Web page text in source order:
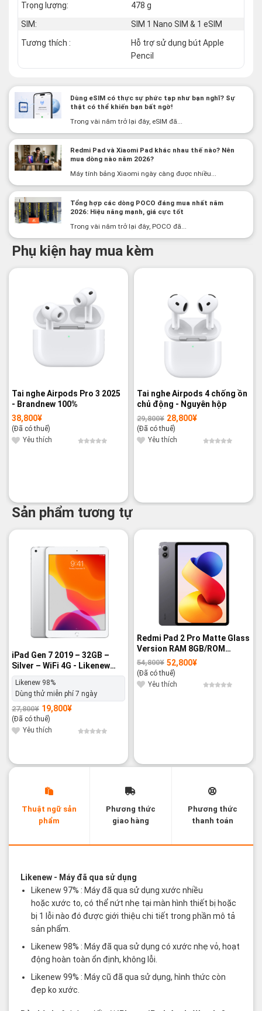
Trọng lượng:
478 g
SIM:
SIM 1 Nano SIM & 1 eSIM
Tương thích :
Hỗ trợ sử dụng bút Apple
Pencil
Dùng eSIM có thực sự phức tạp như bạn nghĩ? Sự
thật có thể khiến bạn bất ngờ!
Trong vài năm trở lại đây, eSIM đã...
Redmi Pad và Xiaomi Pad khác nhau thế nào? Nên
mua dòng nào năm 2026?
Máy tính bảng Xiaomi ngày càng được nhiều...
Tổng hợp các dòng POCO đáng mua nhất năm
2026: Hiệu năng mạnh, giá cực tốt
Trong vài năm trở lại đây, POCO đã...
Phụ kiện hay mua kèm
Tai nghe Airpods Pro 3 2025
- Brandnew 100%
38,800¥
(Đã có thuế)
Yêu thích
Tai nghe Airpods 4 chống ồn
chủ động - Nguyên hộp
29,800¥
Giá
gốc
là:
29,800¥.
28,800¥
Giá
hiện
tại
là:
28,800¥.
(Đã có thuế)
Yêu thích
Sản phẩm tương tự
-29%
iPad Gen 7 2019 – 32GB –
Silver – WiFi 4G - Likenew
98%
Likenew 98%
Dùng thử miễn phí 7 ngày
27,800¥
Giá
gốc
là:
27,800¥.
19,800¥
Giá
hiện
tại
là:
19,800¥.
(Đã có thuế)
Yêu thích
-4%
Redmi Pad 2 Pro Matte Glass
Version RAM 8GB/ROM
256GB Graphite Gray WiFi -
Nguyên hộp
54,800¥
Giá
gốc
là:
54,800¥.
52,800¥
Giá
hiện
tại
là:
52,800¥.
(Đã có thuế)
Yêu thích
Thuật ngữ sản
phẩm
Phương thức
giao hàng
Phương thức
thanh toán
Likenew- Máy đã qua sử dụng
Likenew 97% : Máy đã qua sử dụng xước nhiều
hoặc xước to, có thể nứt nhẹ tại màn hình thiết bị hoặc
bị 1 lỗi nào đó được giới thiệu chi tiết trong phần mô tả
sản phẩm.
Likenew 98% : Máy đã qua sử dụng có xước nhẹ vỏ, hoạt
động hoàn toàn ổn định, không lỗi.
Likenew 99% : Máy cũ đã qua sử dụng, hình thức còn
đẹp ko xước.